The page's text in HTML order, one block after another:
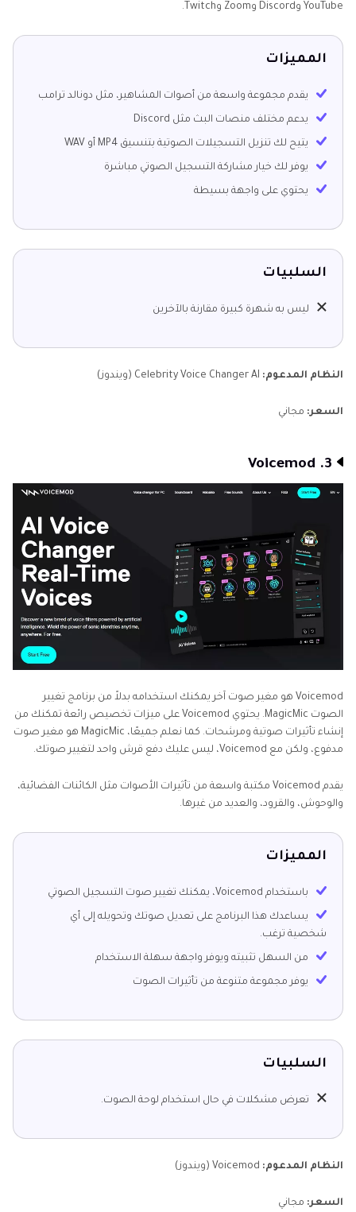
YouTube وDiscord وZoom وTwitch.
المميزات
يقدم مجموعة واسعة من أصوات المشاهير، مثل دونالد ترامب
يدعم مختلف منصات البث مثل Discord
يتيح لك تنزيل التسجيلات الصوتية بتنسيق MP4 أو WAV
يوفر لك خيار مشاركة التسجيل الصوتي مباشرة
يحتوي على واجهة بسيطة
السلبيات
ليس به شهرة كبيرة مقارنة بالآخرين
النظام المدعوم: Celebrity Voice Changer AI (ويندوز)
السعر: مجاني
3. Voicemod
Voicemod هو مغير صوت آخر يمكنك استخدامه بدلاً من برنامج تغيير
الصوت MagicMic. يحتوي Voicemod على ميزات تخصيص رائعة تمكنك من
إنشاء تأثيرات صوتية ومرشحات. كما نعلم جميعًا، MagicMic هو مغير صوت
مدفوع، ولكن مع Voicemod، ليس عليك دفع قرش واحد لتغيير صوتك.
يقدم Voicemod مكتبة واسعة من تأثيرات الأصوات مثل الكائنات الفضائية،
والوحوش، والقرود، والعديد من غيرها.
المميزات
باستخدام Voicemod، يمكنك تغيير صوت التسجيل الصوتي
يساعدك هذا البرنامج على تعديل صوتك وتحويله إلى أي
شخصية ترغب.
من السهل تثبيته ويوفر واجهة سهلة الاستخدام
يوفر مجموعة متنوعة من تأثيرات الصوت
السلبيات
تعرض مشكلات في حال استخدام لوحة الصوت.
النظام المدعوم: Voicemod (ويندوز)
السعر: مجاني